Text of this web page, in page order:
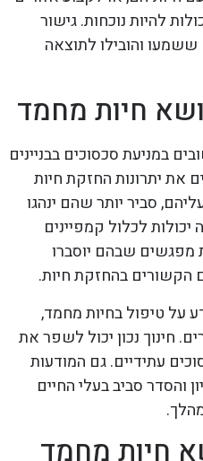
להיות נוכחות. גישור
והובילו לתוצאה
חיות מחמד
במניעת סכסוכים בבניינים
את יתרונות החזקת חיות
סביר יותר שהם ינהגו
לכלול קמפיינים
מפגשים שבהם יוסברו
הקשורים בהחזקת חיות.
על טיפול בחיות מחמד,
חינוך נכון יכול לשפר את
עתידיים. גם המודעות
והסדר סביב בעלי החיים
חיות מחמד